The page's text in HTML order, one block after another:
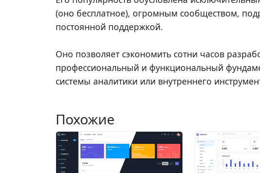
(оно бесплатное), огромным сообществом,
постоянной поддержкой.
Оно позволяет сэкономить сотни часов
профессиональный и функциональный
системы аналитики или внутреннего
Похожие